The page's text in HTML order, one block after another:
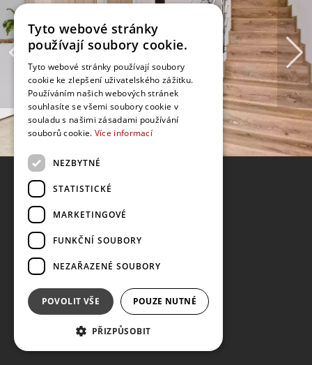
Tyto webové stránky
používají soubory cookie.
Tyto webové stránky používají soubory
cookie ke zlepšení uživatelského zážitku.
Používáním našich webových stránek
souhlasíte se všemi soubory cookie v
souladu s našimi zásadami používání
souborů cookie. Více informací
NEZBYTNÉ
STATISTICKÉ
MARKETINGOVÉ
FUNKČNÍ SOUBORY
NEZAŘAZENÉ SOUBORY
POVOLIT VŠE POUZE NUTNÉ
PŘIZPŮSOBIT